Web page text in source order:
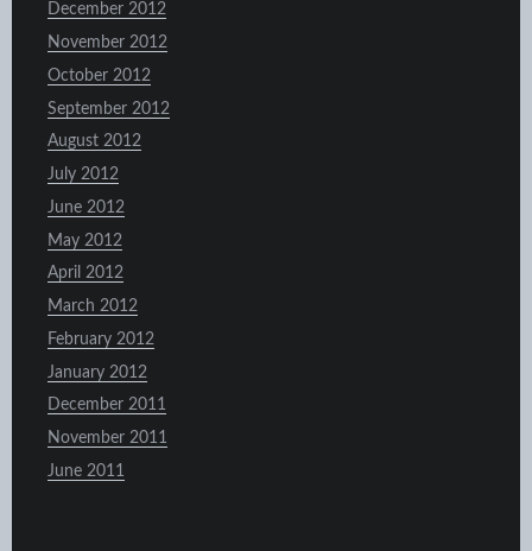
December 2012
November 2012
October 2012
September 2012
August 2012
July 2012
June 2012
May 2012
April 2012
March 2012
February 2012
January 2012
December 2011
November 2011
June 2011